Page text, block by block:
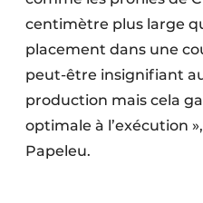
centimètre plus large
placement dans une
peut-être insignifiant
production mais cela
optimale à l’exécution
Papeleu.